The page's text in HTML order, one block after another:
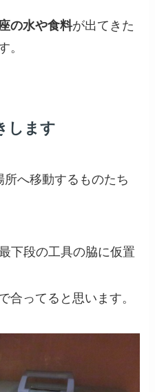
の水や食料が出てきた
。
します
へ移動するものたち
下段の工具の脇に仮置
合ってると思います。